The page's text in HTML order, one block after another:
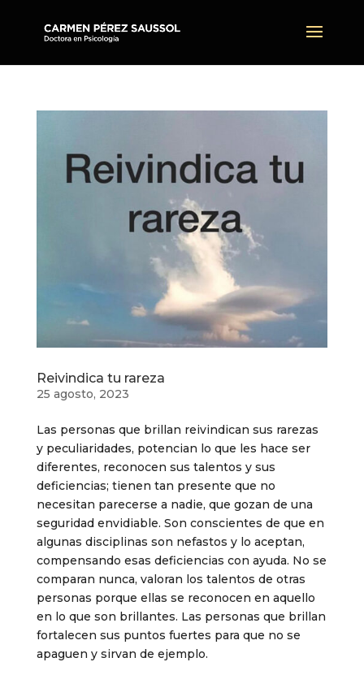
Reivindica tu rareza
25 agosto, 2023
Las personas que brillan reivindican sus rarezas
y peculiaridades, potencian lo que les hace ser
diferentes, reconocen sus talentos y sus
deficiencias; tienen tan presente que no
necesitan parecerse a nadie, que gozan de una
seguridad envidiable. Son conscientes de que en
algunas disciplinas son nefastos y lo aceptan,
compensando esas deficiencias con ayuda. No se
comparan nunca, valoran los talentos de otras
personas porque ellas se reconocen en aquello
en lo que son brillantes. Las personas que brillan
fortalecen sus puntos fuertes para que no se
apaguen y sirvan de ejemplo.